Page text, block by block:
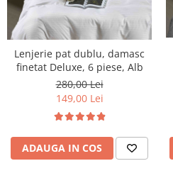
Lenjerie pat dublu, damasc
finetat Deluxe, 6 piese, Alb
280,00 Lei
149,00 Lei
ADAUGA IN COS